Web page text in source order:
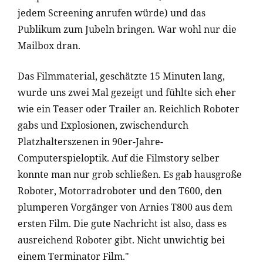
jedem Screening anrufen würde) und das
Publikum zum Jubeln bringen. War wohl nur die
Mailbox dran.
Das Filmmaterial, geschätzte 15 Minuten lang,
wurde uns zwei Mal gezeigt und fühlte sich eher
wie ein Teaser oder Trailer an. Reichlich Roboter
gabs und Explosionen, zwischendurch
Platzhalterszenen in 90er-Jahre-
Computerspieloptik. Auf die Filmstory selber
konnte man nur grob schließen. Es gab hausgroße
Roboter, Motorradroboter und den T600, den
plumperen Vorgänger von Arnies T800 aus dem
ersten Film. Die gute Nachricht ist also, dass es
ausreichend Roboter gibt. Nicht unwichtig bei
einem Terminator Film."